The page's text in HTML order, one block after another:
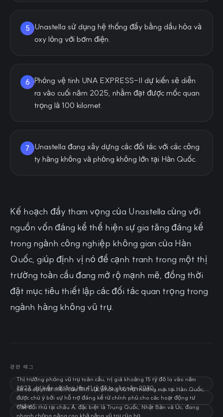
5
Unastella sử dụng hệ thống đẩy bằng dầu hỏa và
oxy lỏng với bơm điện.
6 Phóng vệ tinh UNA EXPRESS-II dự kiến sẽ diễn
ra vào cuối năm 2025, nhằm đạt được mốc quan
trọng là 100 kilomet.
7
Unastella đang xây dựng các đối tác với các công
ty hàng không và phòng không lớn tại Hàn Quốc.
Kế hoạch đầy tham vọng của Unastella cùng với
nguồn vốn đáng kể thể hiện sự gia tăng đáng kể
trong ngành công nghiệp không gian của Hàn
Quốc, giúp định vị nó để cạnh tranh trong một thị
trường toàn cầu đang mở rộ mạnh mẽ, đồng thời
đặt mục tiêu thiết lập các đối tác quan trọng trong
ngành hàng không vũ trụ.
관련 태그
Thị trường phóng vũ trụ toàn cầu, trị giá khoảng 15 tỷ đô la vào năm
2023, dự kiến sẽ tăng lên 41 tỷ đô la vào năm 2030.
Sẽ có sự phát triển của lĩnh vực phóng vũ trụ thương mại tại Hàn Quốc,
được chú ý bởi sự hỗ trợ đáng kể từ chính phủ cho các hoạt động tư
nhân.
Các đối thủ tại châu Á, đặc biệt là Trung Quốc, Nhật Bản và Úc, đang
nhanh chóng nâng cao khả năng vũ trụ của họ.